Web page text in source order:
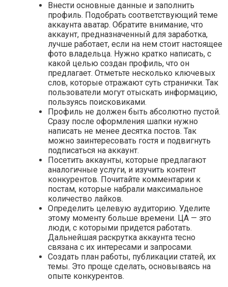
Внести основные данные и заполнить
профиль. Подобрать соответствующий теме
аккаунта аватар. Обратите внимание, что
аккаунт, предназначенный для заработка,
лучше работает, если на нем стоит настоящее
фото владельца. Нужно кратко написать, с
какой целью создан профиль, что он
предлагает. Отметьте несколько ключевых
слов, которые отражают суть странички. Так
пользователи могут отыскать информацию,
пользуясь поисковиками.
Профиль не должен быть абсолютно пустой.
Сразу после оформления шапки нужно
написать не менее десятка постов. Так
можно заинтересовать гостя и подвигнуть
подписаться на аккаунт.
Посетить аккаунты, которые предлагают
аналогичные услуги, и изучить контент
конкурентов. Почитайте комментарии к
постам, которые набрали максимальное
количество лайков.
Определить целевую аудиторию. Уделите
этому моменту больше времени. ЦА — это
люди, с которыми придется работать.
Дальнейшая раскрутка аккаунта тесно
связана с их интересами и запросами.
Создать план работы, публикации статей, их
темы. Это проще сделать, основываясь на
опыте конкурентов.